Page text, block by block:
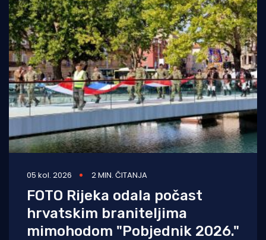
05 kol. 2026 2 MIN. ČITANJA
FOTO Rijeka odala počast
hrvatskim braniteljima
mimohodom "Pobjednik 2026."